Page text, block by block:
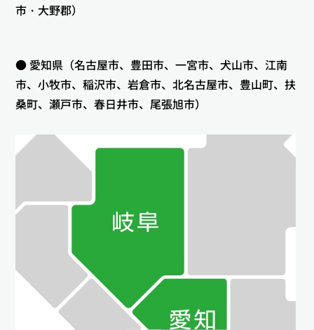
市・大野郡）
● 愛知県（名古屋市、豊田市、一宮市、犬山市、江南
市、小牧市、稲沢市、岩倉市、北名古屋市、豊山町、扶
桑町、瀬戸市、春日井市、尾張旭市）